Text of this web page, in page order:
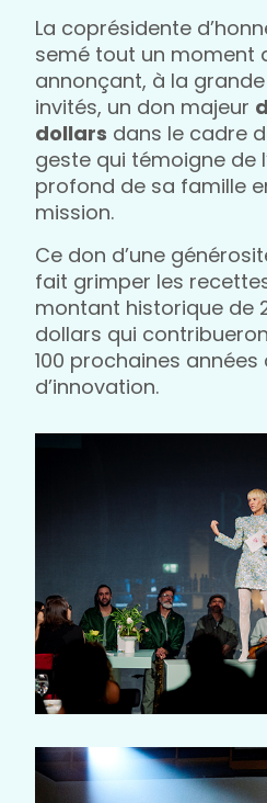
La coprésidente
semé tout un moment
annonçant, à la
invités, un don majeur
dollars dans le cadre
geste qui témoigne de
profond de sa famille
mission.
Ce don d’une
fait grimper les
montant historique de
dollars qui
100 prochaines années
d’innovation.